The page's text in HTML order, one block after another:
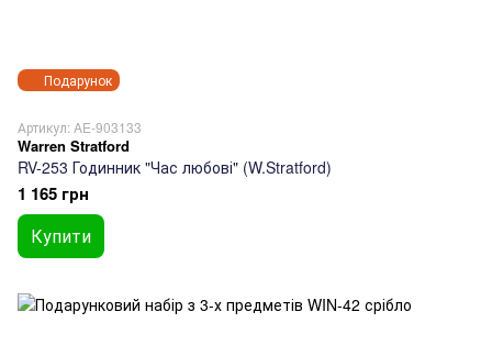
Подарунок
Артикул: AE-903133
Warren Stratford
RV-253 Годинник "Час любові" (W.Stratford)
1 165 грн
Купити